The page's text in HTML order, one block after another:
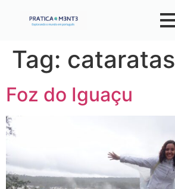
Tag: cataratas
Foz do Iguaçu